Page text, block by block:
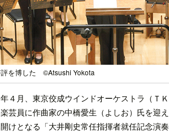
評を博した ©Atsushi Yokota
４月、東京佼成ウインドオーケストラ（Ｔ
芸員に作曲家の中橋愛生（よしお）氏を迎
けとなる「大井剛史常任指揮者就任記念演